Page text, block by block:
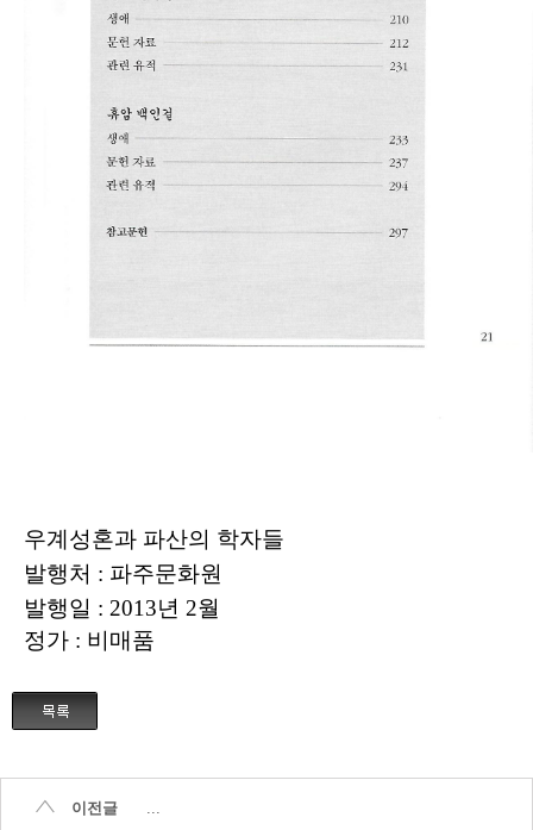
우계성혼과 파산의 학자들
발행처 : 파주문화원
발행일 : 2013년 2월
정가 : 비매품
이전글 ...